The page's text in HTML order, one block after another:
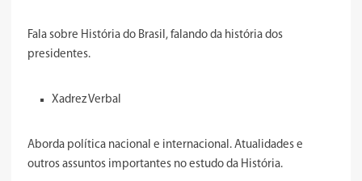
Fala sobre História do Brasil, falando da história dos
presidentes.
Xadrez Verbal
Aborda política nacional e internacional. Atualidades e
outros assuntos importantes no estudo da História.